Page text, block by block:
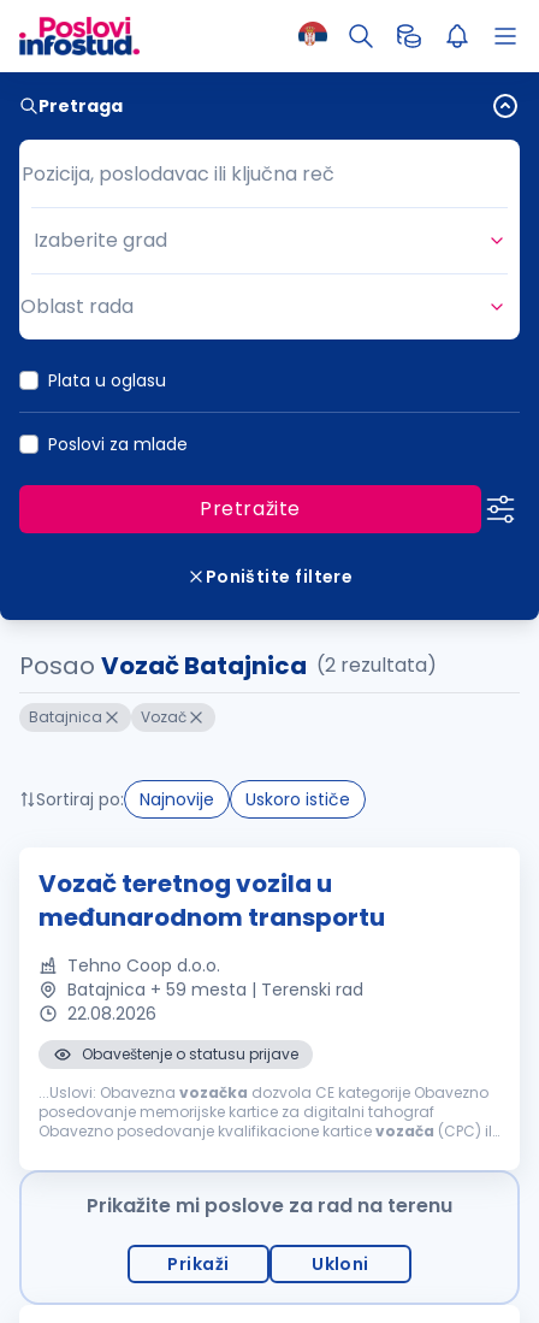
Pretraga
Pozicija, poslodavac ili ključna reč
Pozicija, poslodavac ili ključna reč
Grad
Izaberite grad
Oblast rada
Plata u oglasu
Poslovi za mlade
Pretražite
Poništite filtere
Posao Vozač Batajnica (2 rezultata)
Batajnica Vozač
Sortiraj po: Najnovije Uskoro ističe
Vozač teretnog vozila u
međunarodnom transportu
Tehno Coop d.o.o.
Batajnica + 59 mesta | Terenski rad
22.08.2026
Obaveštenje o statusu prijave
...Uslovi: Obavezna vozačka dozvola CE kategorije Obavezno
posedovanje memorijske kartice za digitalni tahograf
Obavezno posedovanje kvalifikacione karticevozača (CPC) ili
transportu...
Prikažite mi poslove za rad na terenu
Prikaži Ukloni